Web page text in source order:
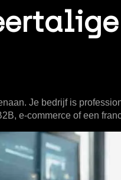
Je bedrijf is
e-commerce of een